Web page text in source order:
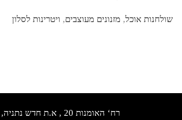
שולחנות אוכל, מזנונים מעוצבים, ויטרינות לסלון
רח‘ האומנות 20 , א.ת חדש נתניה, טלפון: